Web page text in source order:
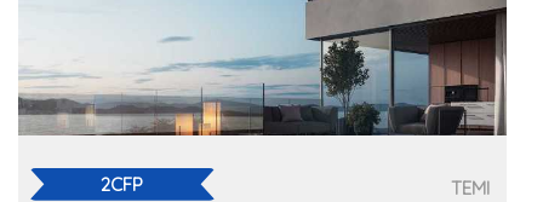
2CFP TEMI